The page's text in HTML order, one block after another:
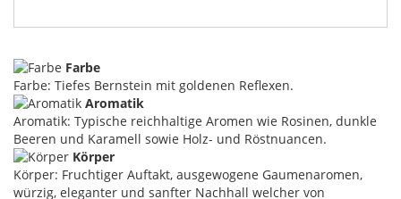
Farbe
Farbe: Tiefes Bernstein mit goldenen Reflexen.
Aromatik
Aromatik: Typische reichhaltige Aromen wie Rosinen, dunkle
Beeren und Karamell sowie Holz- und Röstnuancen.
Körper
Körper: Fruchtiger Auftakt, ausgewogene Gaumenaromen,
würzig, eleganter und sanfter Nachhall welcher von